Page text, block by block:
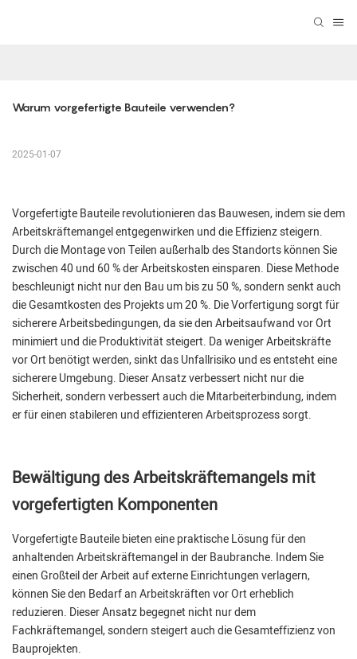
Warum vorgefertigte Bauteile verwenden?
2025-01-07
Vorgefertigte Bauteile revolutionieren das Bauwesen, indem sie dem
Arbeitskräftemangel entgegenwirken und die Effizienz steigern.
Durch die Montage von Teilen außerhalb des Standorts können Sie
zwischen 40 und 60 % der Arbeitskosten einsparen. Diese Methode
beschleunigt nicht nur den Bau um bis zu 50 %, sondern senkt auch
die Gesamtkosten des Projekts um 20 %. Die Vorfertigung sorgt für
sicherere Arbeitsbedingungen, da sie den Arbeitsaufwand vor Ort
minimiert und die Produktivität steigert. Da weniger Arbeitskräfte
vor Ort benötigt werden, sinkt das Unfallrisiko und es entsteht eine
sicherere Umgebung. Dieser Ansatz verbessert nicht nur die
Sicherheit, sondern verbessert auch die Mitarbeiterbindung, indem
er für einen stabileren und effizienteren Arbeitsprozess sorgt.
Bewältigung des Arbeitskräftemangels mit
vorgefertigten Komponenten
Vorgefertigte Bauteile bieten eine praktische Lösung für den
anhaltenden Arbeitskräftemangel in der Baubranche. Indem Sie
einen Großteil der Arbeit auf externe Einrichtungen verlagern,
können Sie den Bedarf an Arbeitskräften vor Ort erheblich
reduzieren. Dieser Ansatz begegnet nicht nur dem
Fachkräftemangel, sondern steigert auch die Gesamteffizienz von
Bauprojekten.